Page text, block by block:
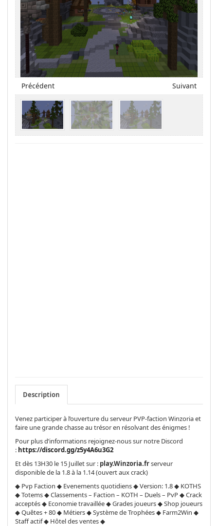
Précédent Suivant
Description
Venez participer à l’ouverture du serveur PVP-faction Winzoria et
faire une grande chasse au trésor en résolvant des énigmes !
Pour plus d’informations rejoignez-nous sur notre Discord
: https://discord.gg/z5y4A6u3G2
Et dès 13H30 le 15 Juillet sur : play.Winzoria.frserveur
disponible de la 1.8 à la 1.14 (ouvert aux crack)
◆ Pvp Faction ◆ Evenements quotidiens ◆ Version: 1.8 ◆ KOTHS
◆ Totems ◆ Classements – Faction – KOTH – Duels – PvP ◆ Crack
acceptés ◆ Economie travaillée ◆ Grades joueurs ◆ Shop joueurs
◆ Quêtes + 80 ◆ Métiers ◆ Système de Trophées ◆ Farm2Win ◆
Staff actif ◆ Hôtel des ventes ◆